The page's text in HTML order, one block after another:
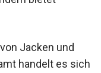
Jacken und
handelt es sich